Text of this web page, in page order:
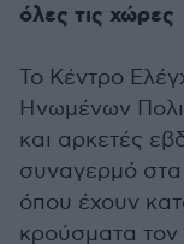
όλες τις χώρες
Το Κέντρο
Ηνωμένων
και αρκετές
συναγερμό
όπου έχουν
κρούσματα τον